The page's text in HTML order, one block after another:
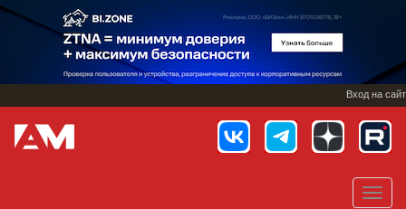
Перейти
основному
Вход на сайт